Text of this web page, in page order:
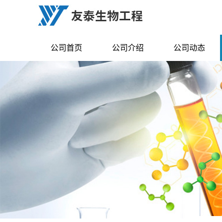
公司首页 公司介绍 公司动态